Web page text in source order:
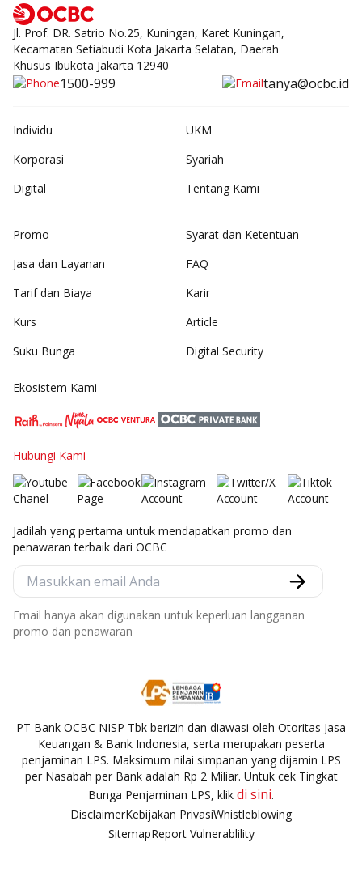
Jl. Prof. DR. Satrio No.25, Kuningan, Karet Kuningan,
Kecamatan Setiabudi Kota Jakarta Selatan, Daerah
Khusus Ibukota Jakarta 12940
1500-999 tanya@ocbc.id
Individu
UKM
Korporasi
Syariah
Digital
Tentang Kami
Promo
Jasa dan Layanan
Tarif dan Biaya
Kurs
Suku Bunga
Syarat dan Ketentuan
FAQ
Karir
Article
Digital Security
Ekosistem Kami
Hubungi Kami
Jadilah yang pertama untuk mendapatkan promo dan
penawaran terbaik dari OCBC
Email hanya akan digunakan untuk keperluan langganan
promo dan penawaran
PT Bank OCBC NISP Tbk berizin dan diawasi oleh Otoritas Jasa
Keuangan & Bank Indonesia, serta merupakan peserta
penjaminan LPS. Maksimum nilai simpanan yang dijamin LPS
per Nasabah per Bank adalah Rp 2 Miliar. Untuk cek Tingkat
Bunga Penjaminan LPS, klik di sini.
DisclaimerKebijakan PrivasiWhistleblowing
SitemapReport Vulnerablility